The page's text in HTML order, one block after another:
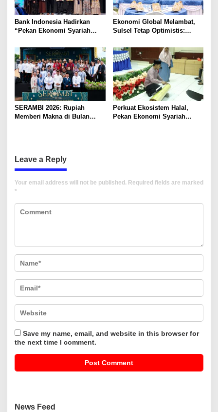
Bank Indonesia Hadirkan
“Pekan Ekonomi Syariah
Hijab 2026
Ekonomi Global Melambat,
Sulsel Tetap Optimistis:
Jaga Stabilitas
SERAMBI 2026: Rupiah
Memberi Makna di Bulan
Perkuat Ekosistem Halal,
Pekan Ekonomi Syariah
Leave a Reply
Your email address will not be published. Required fields are marked
*
Save my name, email, and website in this browser for
the next time I comment.
News Feed